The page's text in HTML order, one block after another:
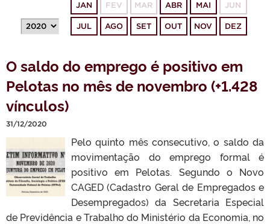
PORTARIAS
JAN FEV MAR ABR MAI JUN
JUL AGO SET OUT NOV DEZ
O saldo do emprego é positivo em
Pelotas no mês de novembro (+1.428
vínculos)
31/12/2020
Pelo quinto mês consecutivo, o saldo da
movimentação do emprego formal é
positivo em Pelotas. Segundo o Novo
CAGED (Cadastro Geral de Empregados e
Desempregados) da Secretaria Especial
de Previdência e Trabalho do Ministério da Economia, no